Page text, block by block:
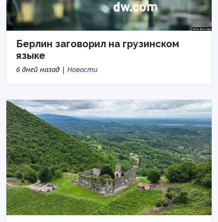
Берлин заговорил на грузинском
языке
6 дней назад | Новости